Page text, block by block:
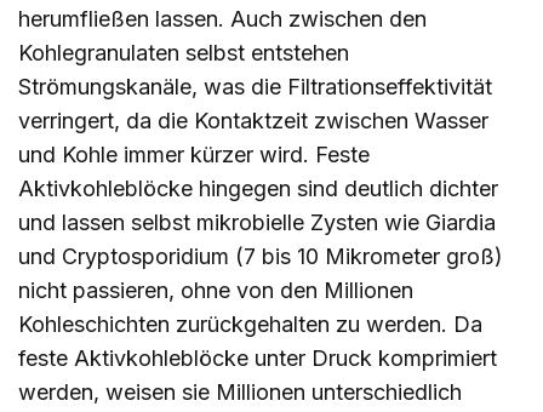
herumfließen lassen. Auch zwischen den
Kohlegranulaten selbst entstehen
Strömungskanäle, was die Filtrationseffektivität
verringert, da die Kontaktzeit zwischen Wasser
und Kohle immer kürzer wird. Feste
Aktivkohleblöcke hingegen sind deutlich dichter
und lassen selbst mikrobielle Zysten wie Giardia
und Cryptosporidium (7 bis 10 Mikrometer groß)
nicht passieren, ohne von den Millionen
Kohleschichten zurückgehalten zu werden. Da
feste Aktivkohleblöcke unter Druck komprimiert
werden, weisen sie Millionen unterschiedlich